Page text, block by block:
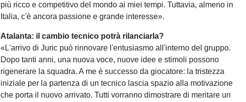
più ricco e competitivo del mondo ai miei tempi. Tuttavia, almeno in
Italia, c'è ancora passione e grande interesse».
Atalanta: il cambio tecnico potrà rilanciarla?
«L'arrivo di Juric può rinnovare l'entusiasmo all'interno del gruppo.
Dopo tanti anni, una nuova voce, nuove idee e stimoli possono
rigenerare la squadra. A me è successo da giocatore: la tristezza
iniziale per la partenza di un tecnico lascia spazio alla motivazione
che porta il nuovo arrivato. Tutti vorranno dimostrare di meritare un